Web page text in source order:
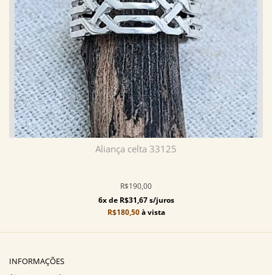
Aliança celta 33125
R$190,00
6x de R$31,67 s/juros
R$180,50à vista
INFORMAÇÕES